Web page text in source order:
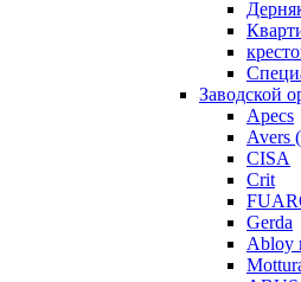
Заводской
Apecs
Avers
CISA
Crit
Gerda
Abloy